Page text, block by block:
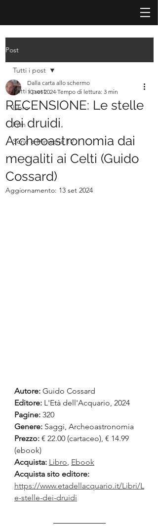
Post
Tutti i post
Libro
Film
Serie e Miniserie TV
Tutti i post
RECENSIONE: Le stelle
dei druidi.
Archeoastronomia dai
megaliti ai Celti (Guido
Cossard)
Dalla carta allo schermo
10 set 2024 Tempo di lettura: 3 min
Aggiornamento: 13 set 2024
Autore: Guido Cossard
Editore: L'Età dell'Acquario, 2024
Pagine: 320
Genere: Saggi, Archeoastronomia
Prezzo: € 22.00 (cartaceo), € 14.99
(ebook)
Acquista: Libro, Ebook
Acquista sito editore:
https://www.etadellacquario.it/Libri/L
e-stelle-dei-druidi